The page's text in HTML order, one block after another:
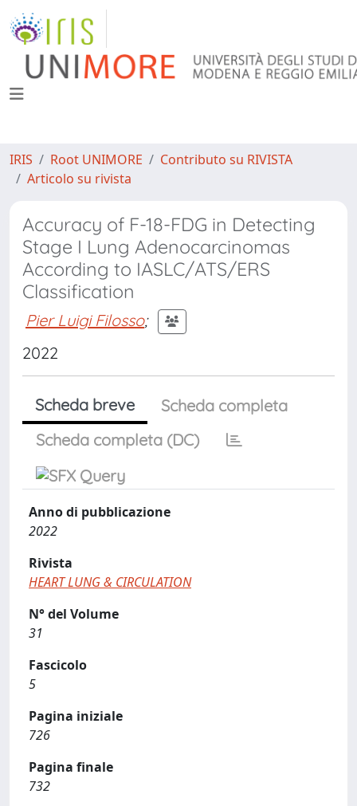
IRIS Root UNIMORE
Contributo su RIVISTA
Articolo su rivista
Accuracy of F-18-FDG in Detecting
Stage I Lung Adenocarcinomas
According to IASLC/ATS/ERS
Classification
Pier Luigi Filosso;
2022
Scheda breve
Scheda completa
Scheda completa (DC)
Anno di pubblicazione
2022
Rivista
HEART LUNG & CIRCULATION
N° del Volume
31
Fascicolo
5
Pagina iniziale
726
Pagina finale
732